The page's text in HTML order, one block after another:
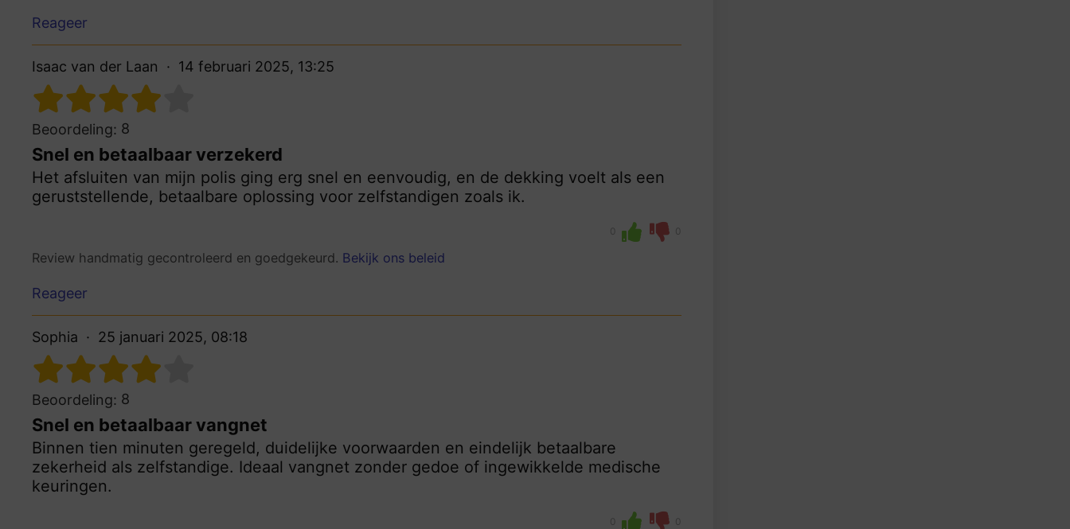
Reageer
Isaac van der Laan 14 februari 2025, 13:25
Beoordeling: 8
Snel en betaalbaar verzekerd
Het afsluiten van mijn polis ging erg snel en eenvoudig, en de dekking voelt als een
geruststellende, betaalbare oplossing voor zelfstandigen zoals ik.
0 0
Review handmatig gecontroleerd en goedgekeurd. Bekijk ons beleid
Reageer
Sophia 25 januari 2025, 08:18
Beoordeling: 8
Snel en betaalbaar vangnet
Binnen tien minuten geregeld, duidelijke voorwaarden en eindelijk betaalbare
zekerheid als zelfstandige. Ideaal vangnet zonder gedoe of ingewikkelde medische
keuringen.
0 0